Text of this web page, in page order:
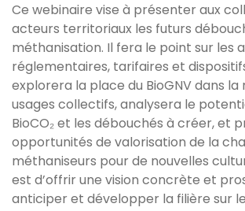
Ce webinaire vise à présenter aux
acteurs territoriaux les futurs
méthanisation. Il fera le point sur les
réglementaires, tarifaires et
explorera la place du BioGNV dans
usages collectifs, analysera le
BioCO₂ et les débouchés à créer, et
opportunités de valorisation de la
méthaniseurs pour de nouvelles
est d’offrir une vision concrète et
anticiper et développer la filière sur